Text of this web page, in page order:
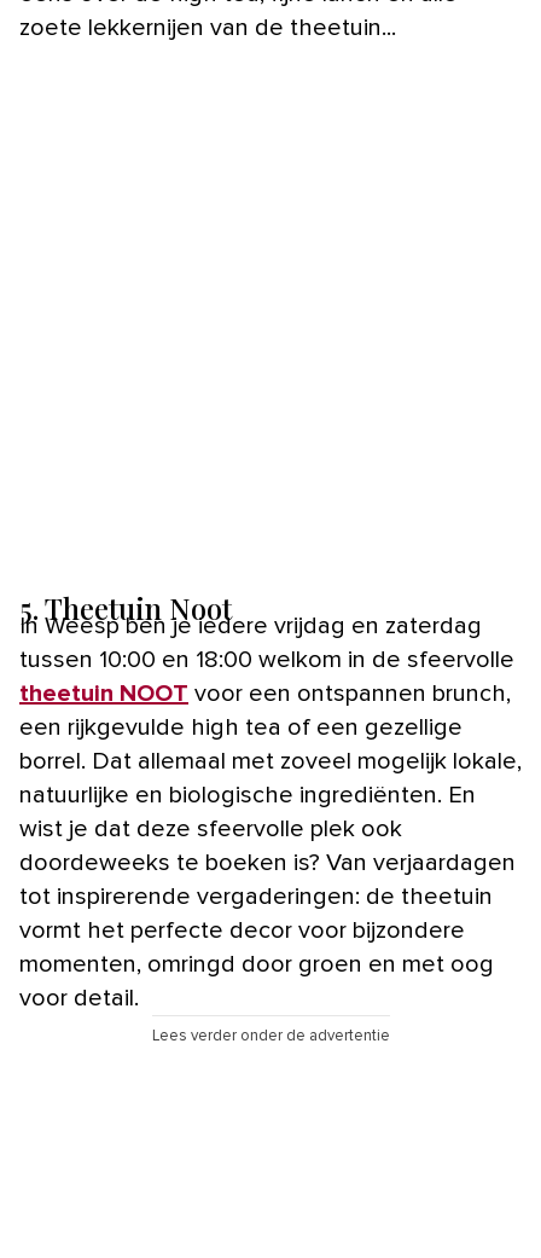
zoete lekkernijen van de theetuin...
5. Theetuin Noot
In Weesp ben je iedere vrijdag en zaterdag
tussen 10:00 en 18:00 welkom in de sfeervolle
theetuin NOOT voor een ontspannen brunch,
een rijkgevulde high tea of een gezellige
borrel. Dat allemaal met zoveel mogelijk lokale,
natuurlijke en biologische ingrediënten. En
wist je dat deze sfeervolle plek ook
doordeweeks te boeken is? Van verjaardagen
tot inspirerende vergaderingen: de theetuin
vormt het perfecte decor voor bijzondere
momenten, omringd door groen en met oog
voor detail.
Lees verder onder de advertentie